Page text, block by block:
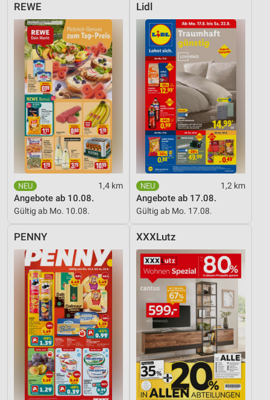
REWE
1,4 km
Angebote ab 10.08.
Gültig ab Mo. 10.08.
Lidl
1,2 km
Angebote ab 17.08.
Gültig ab Mo. 17.08.
PENNY XXXLutz